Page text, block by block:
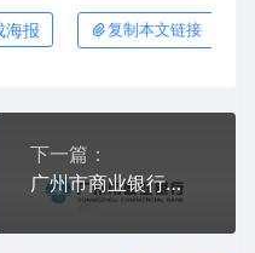
海报 复制本文链接
下一篇：
广州市商业银行标志LOGO矢量图通用AI档激光打标图档文件